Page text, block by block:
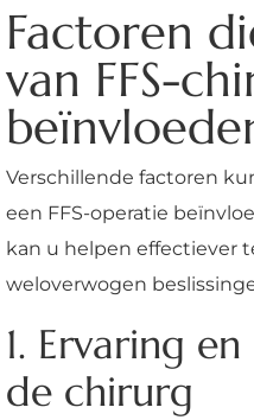
Factoren
van FFS-
Verschillende factoren
een FFS-operatie
kan u helpen effectiever
weloverwogen
1. Ervaring
de chirurg